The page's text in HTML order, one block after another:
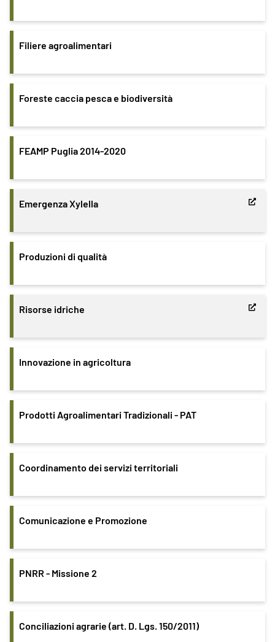
Filiere agroalimentari
Foreste caccia pesca e biodiversità
FEAMP Puglia 2014-2020
Emergenza Xylella
Produzioni di qualità
Risorse idriche
Innovazione in agricoltura
Prodotti Agroalimentari Tradizionali - PAT
Coordinamento dei servizi territoriali
Comunicazione e Promozione
PNRR - Missione 2
Conciliazioni agrarie (art. D. Lgs. 150/2011)